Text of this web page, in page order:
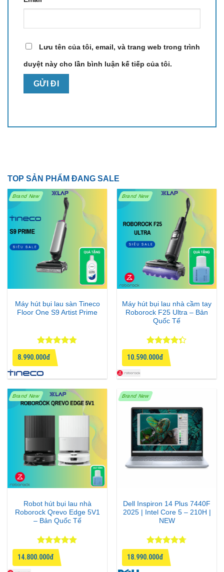
điều hòa nội địa Nhật 2 chiều
máy lạnh Mitsubishi tiết kiệm điện
Lưu tên của tôi, email, và trang web trong trình
duyệt này cho lần bình luận kế tiếp của tôi.
TOP SẢN PHẨM ĐANG SALE
Brand New
Máy hút bụi lau sàn Tineco
Floor One S9 Artist Prime
Được xếp
hạng4.75
5 sao
8.990.000đ
Brand New
Máy hút bụi lau nhà cầm tay
Roborock F25 Ultra – Bản
Quốc Tế
Được xếp
hạng
4.33
5 sao
10.590.000đ
Brand New
Robot hút bụi lau nhà
Roborock Qrevo Edge 5V1
– Bản Quốc Tế
Được xếp
hạng
55
sao
14.800.000đ
Brand New
Dell Inspiron 14 Plus 7440F
2025 | Intel Core 5 – 210H |
NEW
Được xếp
hạng
4.67
5 sao
18.990.000đ